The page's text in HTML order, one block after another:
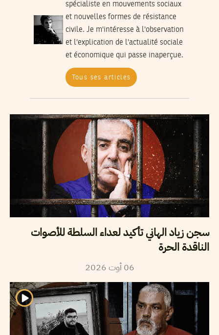
spécialiste en mouvements sociaux
et nouvelles formes de résistance
civile. Je m'intéresse à l'observation
et l'explication de l'actualité sociale
et économique qui passe inaperçue.
Tous ses articles
سجن زياد الهاني تأكيد لعداء السلطة للأصوات
الناقدة الحرة
06 أوت2026